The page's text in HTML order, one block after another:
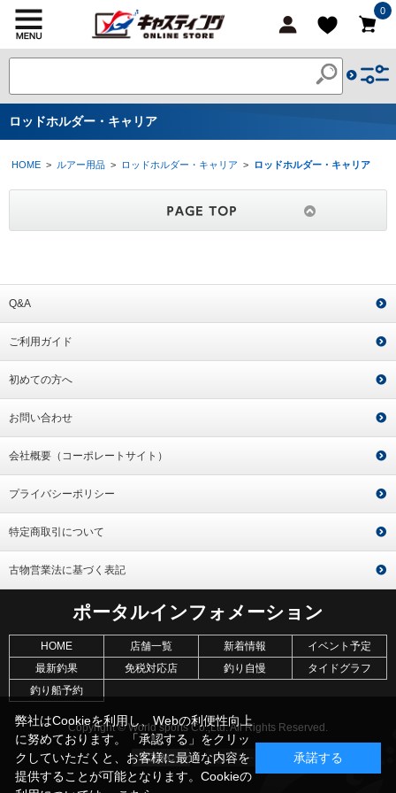
0
ロッドホルダー・キャリア
HOME > ルアー用品 > ロッドホルダー・キャリア > ロッドホルダー・キャリア
Q&A
ご利用ガイド
初めての方へ
お問い合わせ
会社概要（コーポレートサイト）
プライバシーポリシー
特定商取引について
古物営業法に基づく表記
ポータルインフォメーション
HOME 店舗一覧 新着情報
イベント予定
最新釣果
免税対応店 釣り自慢
タイドグラフ
釣り船予約
Copyright © World sports Co.,Ltd. All Rights Reserved.
弊社はCookieを利用し、Webの利便性向上
に努めております。「承認する」をクリッ
クしていただくと、お客様に最適な内容を
提供することが可能となります。Cookieの
承諾する